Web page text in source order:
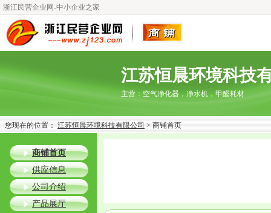
浙江民营企业网-中小企业之家
江苏恒晨环境科技
主营： 空气净化器，净水机，甲醛耗材
您现在的位置： 江苏恒晨环境科技有限公司 > 商铺首页
商铺首页
供应信息
公司介绍
产品展厅